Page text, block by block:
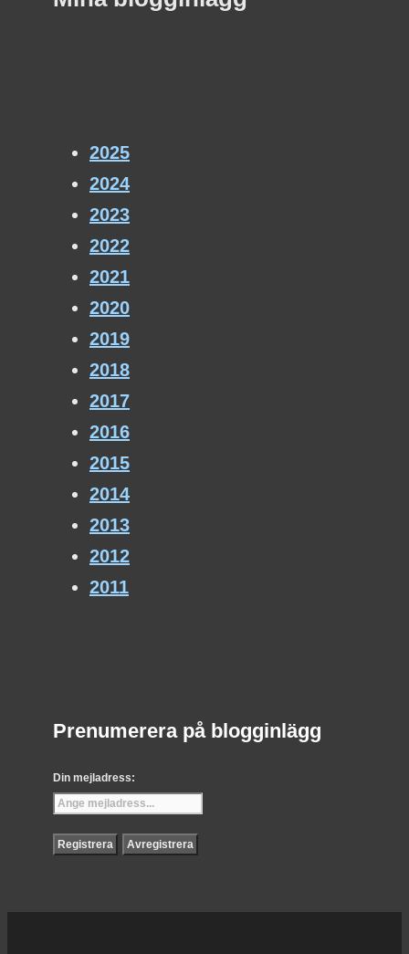
2025
2024
2023
2022
2021
2020
2019
2018
2017
2016
2015
2014
2013
2012
2011
Prenumerera på blogginlägg
Din mejladress: